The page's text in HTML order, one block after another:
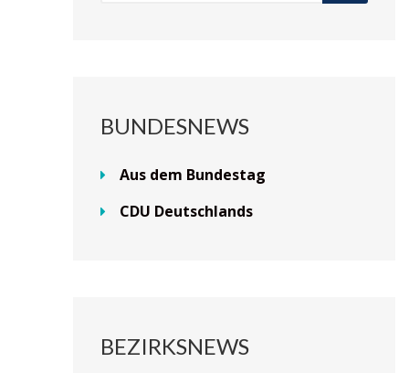
BUNDESNEWS
Aus dem Bundestag
CDU Deutschlands
BEZIRKSNEWS